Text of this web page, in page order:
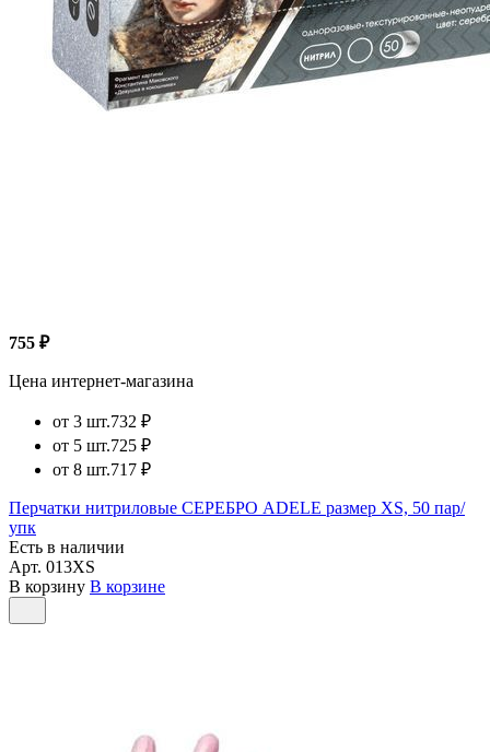
755 ₽
Цена интернет-магазина
от 3 шт.732 ₽
от 5 шт.725 ₽
от 8 шт.717 ₽
Перчатки нитриловые СЕРЕБРО ADELE размер XS, 50 пар/
упк
Есть в наличии
Арт. 013XS
В корзину В корзине